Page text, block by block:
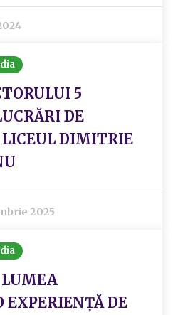
5
DE
DIMITRIE
2025
EXPERIENȚĂ DE